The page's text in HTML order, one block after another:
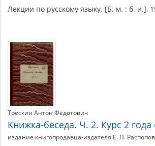
Лекции по русскому языку. [Б. м. : б. и.],
Трескин Антон Федотович
Книжка-беседа. Ч. 2. Курс 2 года
издание книгопродавца-издателя Е. П.